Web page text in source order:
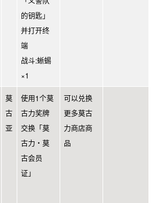
的钥匙」
并打开终
端
战斗:蜥蜴
×1
莫
古
亚
使用1个莫
古力奖牌
交换「莫
古力・莫
古会员
证」
可以兑换
更多莫古
力商店商
品